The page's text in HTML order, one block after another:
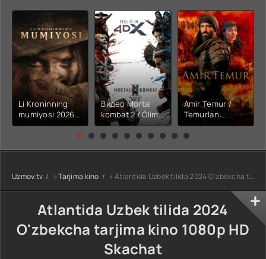
Li Kroninning
mumiyosi 2026
(uzbek tilida
kino) tarjima HD
Видео Mortal
kombat 2 / Ólim
jangi 2 (2026)
Uzbek tilida
Amir Temur /
Temurlan:
Fathchining
yuksalishi
tarjima kino Full
HD tas-ix
Uzmov.tv »Tarjima kino » Atlantida Uzbek tilida 2024 O'zbekcha tarjima kino 1080p HD Skachat
Atlantida Uzbek tilida 2024
O'zbekcha tarjima kino 1080p HD
Skachat